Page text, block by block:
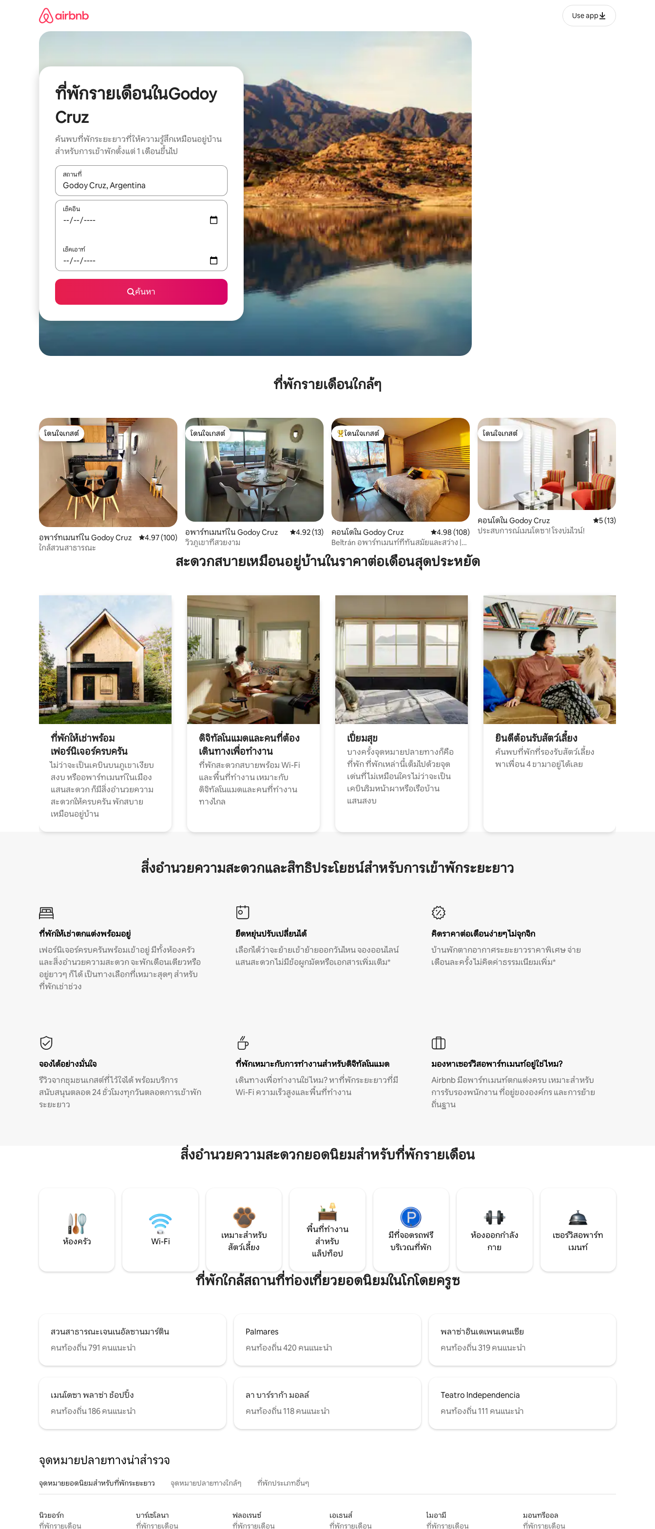
Use app
ที่พักรายเดือนในGodoy
Cruz
ค้นพบที่พักระยะยาวที่ให้ความรู้สึกเหมือนอยู่บ้าน
สำหรับการเข้าพักตั้งแต่ 1 เดือนขึ้นไป
สถานที่
ใช้ลูกศรขึ้นลง หรือใช้การสัมผัสหรือปัด เพื่อสำรวจผลการค้นหา
เช็คอิน
เช็คเอาท์
ค้นหา
ที่พักรายเดือนใกล้ๆ
โดนใจเกสต์
โดนใจเกสต์
อพาร์ทเมนท์ใน Godoy Cruz คะแนนเฉลี่ย 4.97 จาก 5, 100 รีวิว
4.97 (100)
ใกล้สวนสาธารณะ
โดนใจเกสต์
โดนใจเกสต์
อพาร์ทเมนท์ใน Godoy Cruz คะแนนเฉลี่ย 4.92 จาก 5, 13 รีวิว
4.92 (13)
วิวภูเขาที่สวยงาม
โดนใจเกสต์ที่สุด
โดนใจเกสต์
คอนโดใน Godoy Cruz คะแนนเฉลี่ย 4.98 จาก 5, 108 รีวิว
4.98 (108)
Beltrán อพาร์ทเมนท์ที่ทันสมัยและสว่าง |
โดนใจเกสต์
โดนใจเกสต์
คอนโดใน Godoy Cruz คะแนนเฉลี่ย 5 จาก
5 (13)
ประสบการณ์เมนโดซา! โรงบ่มไวน์!
สะดวกสบายเหมือนอยู่บ้านในราคาต่อเดือนสุดประหยัด
ที่พักให้เช่าพร้อม
เฟอร์นิเจอร์ครบครัน
ไม่ว่าจะเป็นเคบินบนภูเขาเงียบ
สงบ หรืออพาร์ทเมนท์ในเมือง
แสนสะดวก ก็มีสิ่งอำนวยความ
สะดวกให้ครบครัน พักสบาย
เหมือนอยู่บ้าน
ดิจิทัลโนแมดและคนที่ต้อง
เดินทางเพื่อทำงาน
ที่พักสะดวกสบายพร้อม Wi-Fi
และพื้นที่ทำงาน เหมาะกับ
ดิจิทัลโนแมดและคนที่ทำงาน
ทางไกล
เปี่ยมสุข
บางครั้งจุดหมายปลายทางก็คือ
ที่พัก ที่พักเหล่านี้เต็มไปด้วยจุด
เด่นที่ไม่เหมือนใคร ไม่ว่าจะเป็น
เคบินริมหน้าผาหรือเรือบ้าน
แสนสงบ
ยินดีต้อนรับสัตว์เลี้ยง
ค้นพบที่พักที่รองรับสัตว์เลี้ยง
พาเพื่อน 4 ขามาอยู่ได้เลย
สิ่งอำนวยความสะดวกและสิทธิประโยชน์สำหรับการเข้าพักระยะยาว
ที่พักให้เช่าตกแต่งพร้อมอยู่
เฟอร์นิเจอร์ครบครันพร้อมเข้าอยู่ มีทั้งห้องครัว
และสิ่งอำนวยความสะดวก จะพักเดือนเดียวหรือ
อยู่ยาวๆ ก็ได้ เป็นทางเลือกที่เหมาะสุดๆ สำหรับ
ที่พักเช่าช่วง
ยืดหยุ่นปรับเปลี่ยนได้
เลือกได้ว่าจะย้ายเข้าย้ายออกวันไหน จองออนไลน์
แสนสะดวก ไม่มีข้อผูกมัดหรือเอกสารเพิ่มเติม*
คิดราคาต่อเดือนง่ายๆ ไม่จุกจิก
บ้านพักตากอากาศระยะยาวราคาพิเศษ จ่าย
เดือนละครั้ง ไม่คิดค่าธรรมเนียมเพิ่ม*
จองได้อย่างมั่นใจ
รีวิวจากชุมชนเกสต์ที่ไว้ใจได้ พร้อมบริการ
สนับสนุนตลอด 24 ชั่วโมงทุกวันตลอดการเข้าพัก
ระยะยาว
ที่พักเหมาะกับการทำงานสำหรับดิจิทัลโนแมด
เดินทางเพื่อทำงานใช่ไหม? หาที่พักระยะยาวที่มี
Wi-Fi ความเร็วสูงและพื้นที่ทำงาน
มองหาเซอร์วิสอพาร์ทเมนท์อยู่ใช่ไหม?
Airbnb มีอพาร์ทเมนท์ตกแต่งครบ เหมาะสำหรับ
การรับรองพนักงาน ที่อยู่ขององค์กร และการย้าย
ถิ่นฐาน
สิ่งอำนวยความสะดวกยอดนิยมสำหรับที่พักรายเดือน
ห้องครัว Wi-Fi
เหมาะสำหรับ
สัตว์เลี้ยง
พื้นที่ทำงาน
สำหรับ
แล็ปท็อป
มีที่จอดรถฟรี
บริเวณที่พัก
ห้องออกกำลัง
กาย
เซอร์วิสอพาร์ท
เมนท์
ที่พักใกล้สถานที่ท่องเที่ยวยอดนิยมในโกโดยครูซ
สวนสาธารณะเจนเนอัลซานมาร์ติน
คนท้องถิ่น 791 คนแนะนำ
Palmares
คนท้องถิ่น 420 คนแนะนำ
พลาซ่าอินเดเพนเดนเซีย
คนท้องถิ่น 319 คนแนะนำ
เมนโดซา พลาซ่า ช้อปปิ้ง
คนท้องถิ่น 186 คนแนะนำ
ลา บาร์ราก้า มอลล์
คนท้องถิ่น 118 คนแนะนำ
Teatro Independencia
คนท้องถิ่น 111 คนแนะนำ
จุดหมายปลายทางน่าสำรวจ
จุดหมายยอดนิยมสำหรับที่พักระยะยาว จุดหมายปลายทางใกล้ๆ ที่พักประเภทอื่นๆ
นิวยอร์ก
ที่พักรายเดือน
บาร์เซโลนา
ที่พักรายเดือน
ฟลอเรนซ์
ที่พักรายเดือน
เอเธนส์
ที่พักรายเดือน
ไมอามี
ที่พักรายเดือน
มอนทรีออล
ที่พักรายเดือน